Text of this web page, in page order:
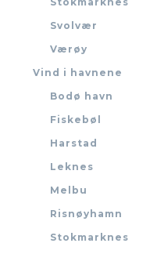
Svolvær
Værøy
Vind i havnene
Bodø havn
Fiskebøl
Harstad
Leknes
Melbu
Risnøyhamn
Stokmarknes